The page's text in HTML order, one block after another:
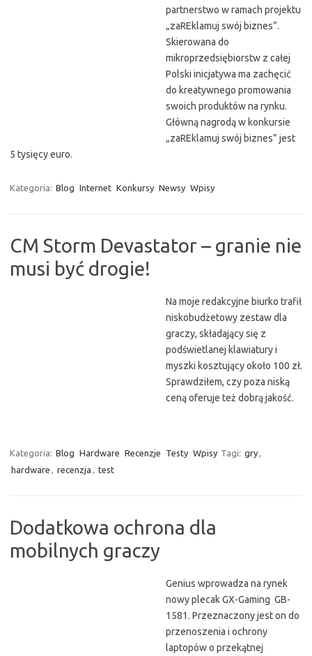
partnerstwo w ramach projektu
„zaREklamuj swój biznes”.
Skierowana do
mikroprzedsiębiorstw z całej
Polski inicjatywa ma zachęcić
do kreatywnego promowania
swoich produktów na rynku.
Główną nagrodą w konkursie
„zaREklamuj swój biznes” jest
5 tysięcy euro.
Kategoria: Blog Internet Konkursy Newsy Wpisy
CM Storm Devastator – granie nie
musi być drogie!
Na moje redakcyjne biurko trafił
niskobudżetowy zestaw dla
graczy, składający się z
podświetlanej klawiatury i
myszki kosztujący około 100 zł.
Sprawdziłem, czy poza niską
ceną oferuje też dobrą jakość.
Kategoria: Blog Hardware Recenzje Testy Wpisy Tagi: gry,
hardware , recenzja , test
Dodatkowa ochrona dla
mobilnych graczy
Genius wprowadza na rynek
nowy plecak GX-Gaming GB-
1581. Przeznaczony jest on do
przenoszenia i ochrony
laptopów o przekątnej